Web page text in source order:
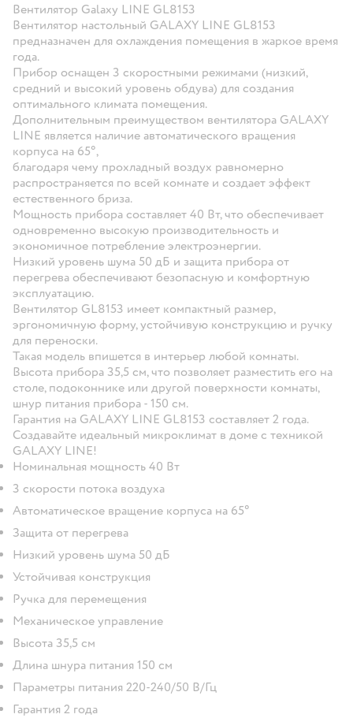
Вентилятор Galaxy LINE GL8153
Вентилятор настольный GALAXY LINE GL8153
предназначен для охлаждения помещения в жаркое время
года.
Прибор оснащен 3 скоростными режимами (низкий,
средний и высокий уровень обдува) для создания
оптимального климата помещения.
Дополнительным преимуществом вентилятора GALAXY
LINE является наличие автоматического вращения
корпуса на 65°,
благодаря чему прохладный воздух равномерно
распространяется по всей комнате и создает эффект
естественного бриза.
Мощность прибора составляет 40 Вт, что обеспечивает
одновременно высокую производительность и
экономичное потребление электроэнергии.
Низкий уровень шума 50 дБ и защита прибора от
перегрева обеспечивают безопасную и комфортную
эксплуатацию.
Вентилятор GL8153 имеет компактный размер,
эргономичную форму, устойчивую конструкцию и ручку
для переноски.
Такая модель впишется в интерьер любой комнаты.
Высота прибора 35,5 см, что позволяет разместить его на
столе, подоконнике или другой поверхности комнаты,
шнур питания прибора - 150 см.
Гарантия на GALAXY LINE GL8153 составляет 2 года.
Создавайте идеальный микроклимат в доме с техникой
GALAXY LINE!
Номинальная мощность 40 Вт
3 скорости потока воздуха
Автоматическое вращение корпуса на 65°
Защита от перегрева
Низкий уровень шума 50 дБ
Устойчивая конструкция
Ручка для перемещения
Механическое управление
Высота 35,5 см
Длина шнура питания 150 см
Параметры питания 220-240/50 В/Гц
Гарантия 2 года